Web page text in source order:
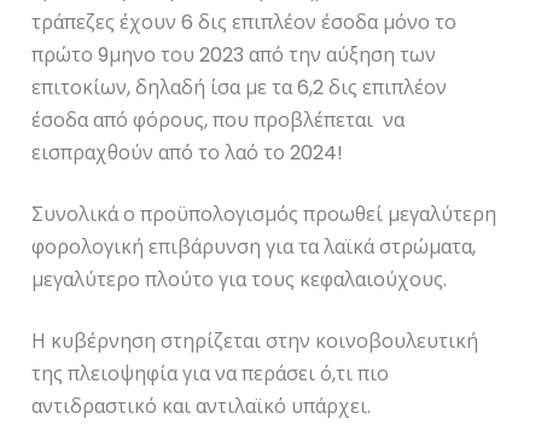
τράπεζες έχουν 6 δις επιπλέον έσοδα μόνο το
πρώτο 9μηνο του 2023 από την αύξηση των
επιτοκίων, δηλαδή ίσα με τα 6,2 δις επιπλέον
έσοδα από φόρους, που προβλέπεται να
εισπραχθούν από το λαό το 2024!
Συνολικά ο προϋπολογισμός προωθεί μεγαλύτερη
φορολογική επιβάρυνση για τα λαϊκά στρώματα,
μεγαλύτερο πλούτο για τους κεφαλαιούχους.
Η κυβέρνηση στηρίζεται στην κοινοβουλευτική
της πλειοψηφία για να περάσει ό,τι πιο
αντιδραστικό και αντιλαϊκό υπάρχει.